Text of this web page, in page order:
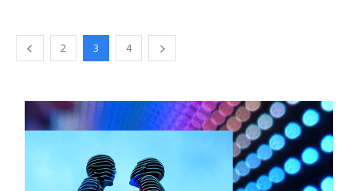
2 3 4